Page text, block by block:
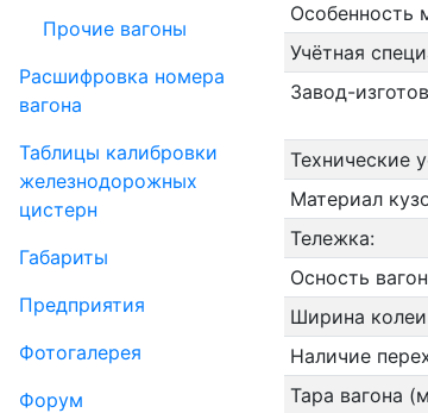
Прочие вагоны
Рас­шифров­ка номера
вагона
Таблицы калибровки
же­лезно­дорожных
цистерн
Габариты
Пред­прия­тия
Фо­то­га­ле­рея
Форум
Особенность
Учётная
Завод-
Технические
Материал
Тележка:
Осность
Ширина
Наличие
Тара вагона